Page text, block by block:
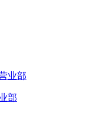
业部
部